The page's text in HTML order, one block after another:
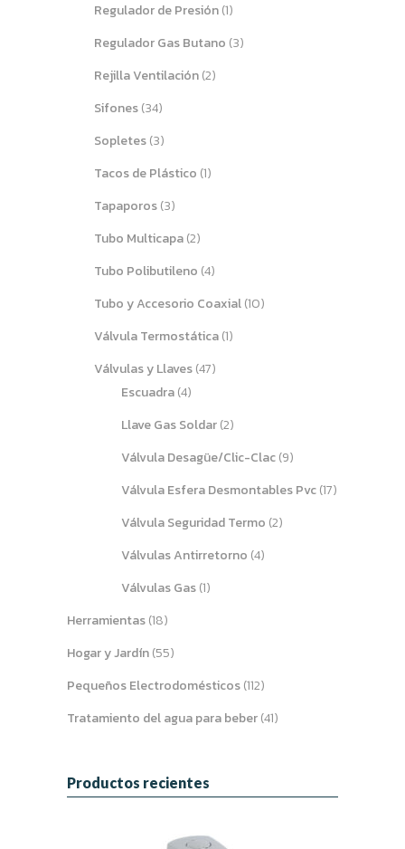
Regulador de Presión(1)
Regulador Gas Butano (3)
Rejilla Ventilación(2)
Sifones(34)
Sopletes(3)
Tacos de Plástico (1)
Tapaporos(3)
Tubo Multicapa(2)
Tubo Polibutileno (4)
Tubo y Accesorio Coaxial(10)
Válvula Termostática(1)
Válvulas y Llaves(47)
Escuadra(4)
Llave Gas Soldar(2)
Válvula Desagüe/Clic-Clac(9)
Válvula Esfera Desmontables Pvc(17)
Válvula Seguridad Termo (2)
Válvulas Antirretorno (4)
Válvulas Gas(1)
Herramientas(18)
Hogar y Jardín(55)
Pequeños Electrodomésticos(112)
Tratamiento del agua para beber(41)
Productos recientes